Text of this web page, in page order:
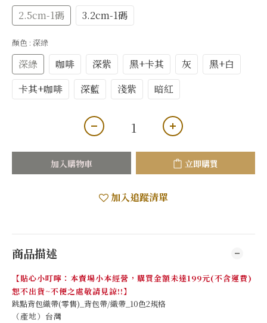
2.5cm-1碼 3.2cm-1碼
顏色 : 深綠
深綠 咖啡 深紫 黑+卡其 灰
黑+白
卡其+咖啡
深藍 淺紫 暗紅
加入購物車 立即購買
加入追蹤清單
商品描述
【貼心小叮嚀：本賣場小本經營，購買金額未達199元(不含運費)
恕不出貨~不便之處敬請見諒!!】
跳點背包織帶(零售)_背包帶/織帶_10色2規格
（產地）台灣